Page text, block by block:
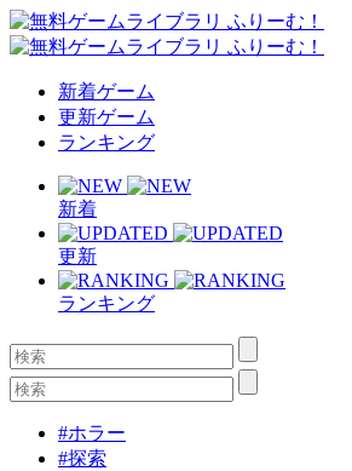
新着ゲーム
更新ゲーム
ランキング
新着
更新
ランキング
#ホラー
#探索